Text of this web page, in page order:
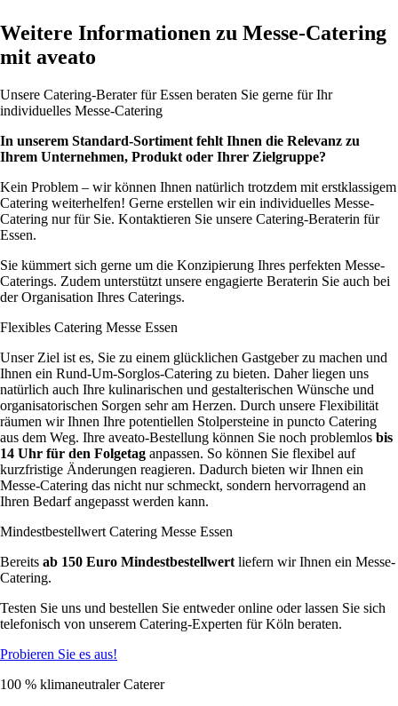
Weitere Informationen zu Messe-Catering
mit aveato
Unsere Catering-Berater für Essen beraten Sie gerne für Ihr
individuelles Messe-Catering
In unserem Standard-Sortiment fehlt Ihnen die Relevanz zu
Ihrem Unternehmen, Produkt oder Ihrer Zielgruppe?
Kein Problem – wir können Ihnen natürlich trotzdem mit erstklassigem
Catering weiterhelfen! Gerne erstellen wir ein individuelles Messe-
Catering nur für Sie. Kontaktieren Sie unsere Catering-Beraterin für
Essen.
Sie kümmert sich gerne um die Konzipierung Ihres perfekten Messe-
Caterings. Zudem unterstützt unsere engagierte Beraterin Sie auch bei
der Organisation Ihres Caterings.
Flexibles Catering Messe Essen
Unser Ziel ist es, Sie zu einem glücklichen Gastgeber zu machen und
Ihnen ein Rund-Um-Sorglos-Catering zu bieten. Daher liegen uns
natürlich auch Ihre kulinarischen und gestalterischen Wünsche und
organisatorischen Sorgen sehr am Herzen. Durch unsere Flexibilität
räumen wir Ihnen Ihre potentiellen Stolpersteine in puncto Catering
aus dem Weg. Ihre aveato-Bestellung können Sie noch problemlos bis
14 Uhr für den Folgetag anpassen. So können Sie flexibel auf
kurzfristige Änderungen reagieren. Dadurch bieten wir Ihnen ein
Messe-Catering das nicht nur schmeckt, sondern hervorragend an
Ihren Bedarf angepasst werden kann.
Mindestbestellwert Catering Messe Essen
Bereits ab 150 Euro Mindestbestellwert liefern wir Ihnen ein Messe-
Catering.
Testen Sie uns und bestellen Sie entweder online oder lassen Sie sich
telefonisch von unserem Catering-Experten für Köln beraten.
Probieren Sie es aus!
100 % klimaneutraler Caterer